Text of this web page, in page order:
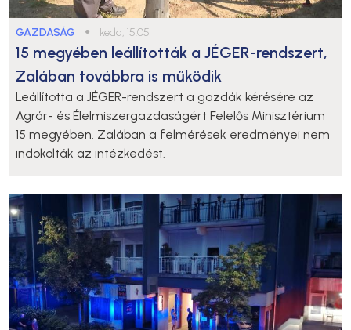
GAZDASÁG ● kedd, 15:05
15 megyében leállították a JÉGER-rendszert,
Zalában továbbra is működik
Leállította a JÉGER-rendszert a gazdák kérésére az
Agrár- és Élelmiszergazdaságért Felelős Minisztérium
15 megyében. Zalában a felmérések eredményei nem
indokolták az intézkedést.